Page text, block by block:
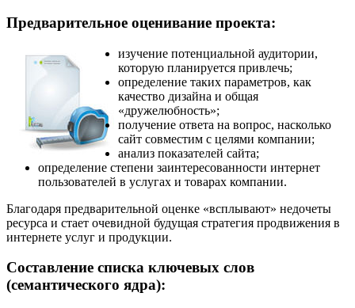
Предварительное оценивание проекта:
изучение потенциальной аудитории,
которую планируется привлечь;
определение таких параметров, как
качество дизайна и общая
«дружелюбность»;
получение ответа на вопрос, насколько
сайт совместим с целями компании;
анализ показателей сайта;
определение степени заинтересованности интернет
пользователей в услугах и товарах компании.
Благодаря предварительной оценке «всплывают» недочеты
ресурса и стает очевидной будущая стратегия продвижения в
интернете услуг и продукции.
Составление списка ключевых слов
(семантического ядра):